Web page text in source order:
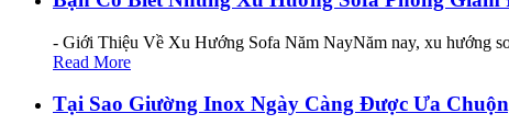
- Giới Thiệu Về Xu Hướng Sofa Năm NayNăm nay, xu hướng
Read More
Tại Sao Giường Inox Ngày Càng Được Ưa